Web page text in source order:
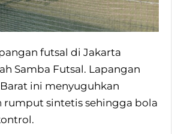
futsal di Jakarta
Samba Futsal. Lapangan
ini menyuguhkan
rumput sintetis sehingga bola